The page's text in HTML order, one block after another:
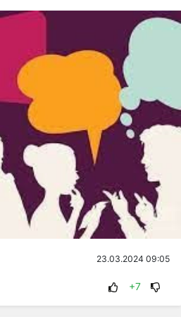
23.03.2024 09:05
+7